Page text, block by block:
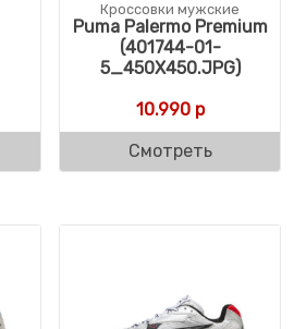
Кроссовки мужские
Puma Palermo Premium
(401744-01-
5_450X450.JPG)
10.990р
Смотреть